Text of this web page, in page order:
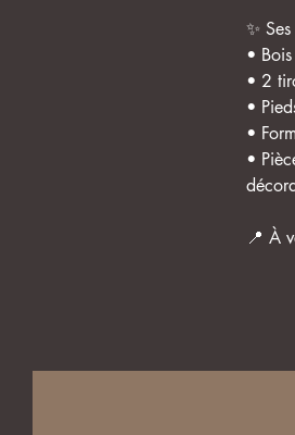
✨
•
• 2
•
•
•
📍 À